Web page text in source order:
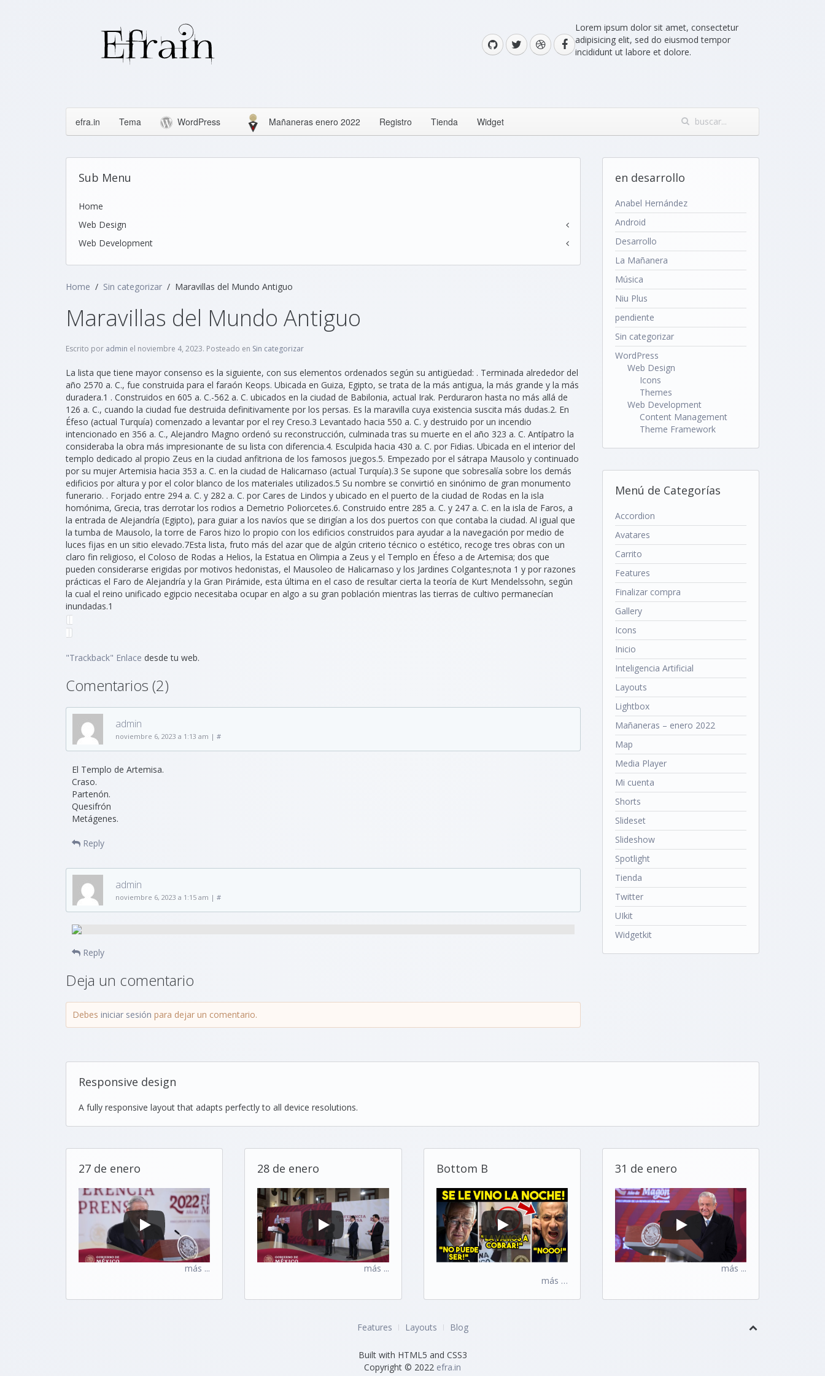
Lorem ipsum dolor sit amet, consectetur
adipisicing elit, sed do eiusmod tempor
incididunt ut labore et dolore.
efra.in Tema WordPress Mañaneras enero 2022 Registro Tienda Widget
Sub Menu
Home
Web Design
Icons
Web Development
Theme Framework
Home Sin categorizar Maravillas del Mundo Antiguo
Maravillas del Mundo Antiguo
Escrito por admin el noviembre 4, 2023. Posteado en Sin categorizar
La lista que tiene mayor consenso es la siguiente, con sus elementos ordenados según su antigüedad: . Terminada alrededor del
año 2570 a. C., fue construida para el faraón Keops. Ubicada en Guiza, Egipto, se trata de la más antigua, la más grande y la más
duradera.1 . Construidos en 605 a. C.-562 a. C. ubicados en la ciudad de Babilonia, actual Irak. Perduraron hasta no más allá de
126 a. C., cuando la ciudad fue destruida definitivamente por los persas. Es la maravilla cuya existencia suscita más dudas.2​ . En
Éfeso (actual Turquía) comenzado a levantar por el rey Creso.3​ Levantado hacia 550 a. C. y destruido por un incendio
intencionado en 356 a. C., Alejandro Magno ordenó su reconstrucción, culminada tras su muerte en el año 323 a. C. Antípatro la
consideraba la obra más impresionante de su lista con diferencia.4​ . Esculpida hacia 430 a. C. por Fidias. Ubicada en el interior del
templo dedicado al propio Zeus en la ciudad anfitriona de los famosos juegos.5​ . Empezado por el sátrapa Mausolo y continuado
por su mujer Artemisia hacia 353 a. C. en la ciudad de Halicarnaso (actual Turquía).3​ Se supone que sobresalía sobre los demás
edificios por altura y por el color blanco de los materiales utilizados.5​ Su nombre se convirtió en sinónimo de gran monumento
funerario. . Forjado entre 294 a. C. y 282 a. C. por Cares de Lindos y ubicado en el puerto de la ciudad de Rodas en la isla
homónima, Grecia, tras derrotar los rodios a Demetrio Poliorcetes.6​ . Construido entre 285 a. C. y 247 a. C. en la isla de Faros, a
la entrada de Alejandría (Egipto), para guiar a los navíos que se dirigían a los dos puertos con que contaba la ciudad. Al igual que
la tumba de Mausolo, la torre de Faros hizo lo propio con los edificios construidos para ayudar a la navegación por medio de
luces fijas en un sitio elevado.7​ Esta lista, fruto más del azar que de algún criterio técnico o estético, recoge tres obras con un
claro fin religioso, el Coloso de Rodas a Helios, la Estatua en Olimpia a Zeus y el Templo en Éfeso a de Artemisa; dos que
pueden considerarse erigidas por motivos hedonistas, el Mausoleo de Halicarnaso y los Jardines Colgantes;nota 1​ y por razones
prácticas el Faro de Alejandría y la Gran Pirámide, esta última en el caso de resultar cierta la teoría de Kurt Mendelssohn, según
la cual el reino unificado egipcio necesitaba ocupar en algo a su gran población mientras las tierras de cultivo permanecían
inundadas.1​
"Trackback" Enlace desde tu web.
Comentarios (2)
admin
noviembre 6, 2023 a 1:13 am | #
El Templo de Artemisa.
Craso.
Partenón.
Quesifrón
Metágenes.
Reply
admin
noviembre 6, 2023 a 1:15 am | #
Reply
Deja un comentario
Debes iniciar sesión para dejar un comentario.
en desarrollo
Anabel Hernández
Android
Desarrollo
La Mañanera
Música
Niu Plus
pendiente
Sin categorizar
WordPress
Web Design
Icons
Themes
Web Development
Content Management
Theme Framework
Menú de Categorías
Accordion
Avatares
Carrito
Features
Finalizar compra
Gallery
Icons
Inicio
Inteligencia Artificial
Layouts
Lightbox
Mañaneras – enero 2022
Map
Media Player
Mi cuenta
Shorts
Slideset
Slideshow
Spotlight
Tienda
Twitter
UIkit
Widgetkit
Responsive design
A fully responsive layout that adapts perfectly to all device resolutions.
27 de enero
más ...
28 de enero
más ...
Bottom B
más …
31 de enero
más ...
Features Layouts Blog
Built with HTML5 and CSS3
Copyright © 2022 efra.in